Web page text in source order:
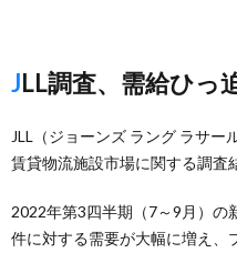
JLL調査、需給ひ
JLL（ジョーンズ ラング ラサ
賃貸物流施設市場に関する調査
2022年第3四半期（7～9月）の
件に対する需要が大幅に増え、